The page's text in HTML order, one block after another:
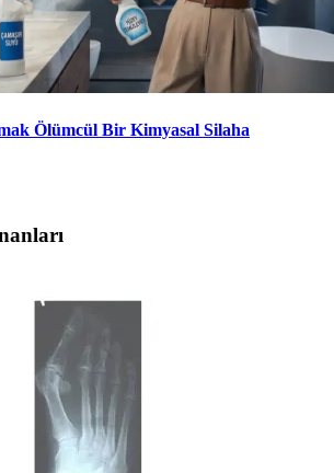
Ölümcül Bir Kimyasal Silaha